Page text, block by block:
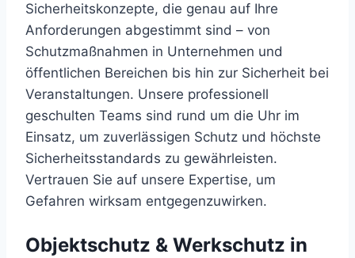
Sicherheitskonzepte, die genau auf Ihre
Anforderungen abgestimmt sind – von
Schutzmaßnahmen in Unternehmen und
öffentlichen Bereichen bis hin zur Sicherheit bei
Veranstaltungen. Unsere professionell
geschulten Teams sind rund um die Uhr im
Einsatz, um zuverlässigen Schutz und höchste
Sicherheitsstandards zu gewährleisten.
Vertrauen Sie auf unsere Expertise, um
Gefahren wirksam entgegenzuwirken.
Objektschutz & Werkschutz in